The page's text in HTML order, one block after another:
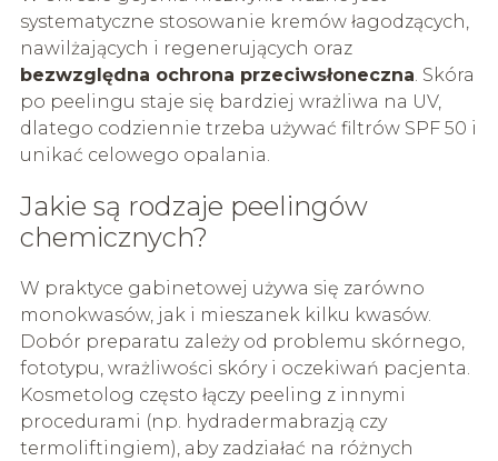
systematyczne stosowanie kremów łagodzących,
nawilżających i regenerujących oraz
bezwzględna ochrona przeciwsłoneczna. Skóra
po peelingu staje się bardziej wrażliwa na UV,
dlatego codziennie trzeba używać filtrów SPF 50 i
unikać celowego opalania.
Jakie są rodzaje peelingów
chemicznych?
W praktyce gabinetowej używa się zarówno
monokwasów, jak i mieszanek kilku kwasów.
Dobór preparatu zależy od problemu skórnego,
fototypu, wrażliwości skóry i oczekiwań pacjenta.
Kosmetolog często łączy peeling z innymi
procedurami (np. hydradermabrazją czy
termoliftingiem), aby zadziałać na różnych